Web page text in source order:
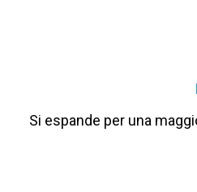
Si espande per una